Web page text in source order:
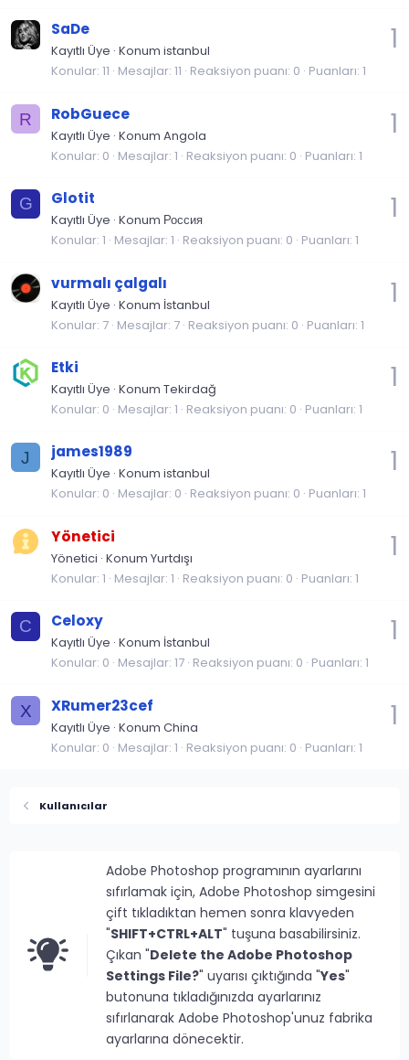
1
SaDe
Kayıtlı Üye · Konum istanbul
Konular 11 Mesajlar 11 Reaksiyon puanı 0 Puanları 1
R 1
RobGuece
Kayıtlı Üye · Konum Angola
Konular 0 Mesajlar 1 Reaksiyon puanı 0 Puanları 1
G 1
Glotit
Kayıtlı Üye · Konum Россия
Konular 1 Mesajlar 1 Reaksiyon puanı 0 Puanları 1
1
vurmalı çalgalı
Kayıtlı Üye · Konum İstanbul
Konular 7 Mesajlar 7 Reaksiyon puanı 0 Puanları 1
1
Etki
Kayıtlı Üye · Konum Tekirdağ
Konular 0 Mesajlar 1 Reaksiyon puanı 0 Puanları 1
J 1
james1989
Kayıtlı Üye · Konum istanbul
Konular 0 Mesajlar 0 Reaksiyon puanı 0 Puanları 1
1
Yönetici
Yönetici · Konum Yurtdışı
Konular 1 Mesajlar 1 Reaksiyon puanı 0 Puanları 1
C 1
Celoxy
Kayıtlı Üye · Konum İstanbul
Konular 0 Mesajlar 17 Reaksiyon puanı 0 Puanları 1
X 1
XRumer23cef
Kayıtlı Üye · Konum China
Konular 0 Mesajlar 1 Reaksiyon puanı 0 Puanları 1
Kullanıcılar
Adobe Photoshop programının ayarlarını
sıfırlamak için, Adobe Photoshop simgesini
çift tıkladıktan hemen sonra klavyeden
"SHIFT+CTRL+ALT" tuşuna basabilirsiniz.
Çıkan "Delete the Adobe Photoshop
Settings File?" uyarısı çıktığında "Yes"
butonuna tıkladığınızda ayarlarınız
sıfırlanarak Adobe Photoshop'unuz fabrika
ayarlarına dönecektir.